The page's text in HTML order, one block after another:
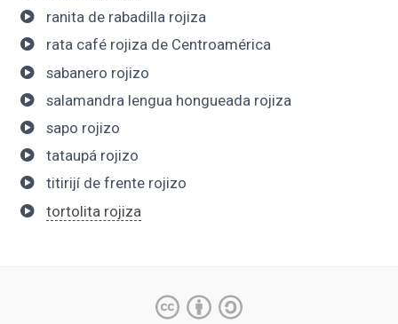
ranita de rabadilla rojiza
rata café rojiza de Centroamérica
sabanero rojizo
salamandra lengua hongueada rojiza
sapo rojizo
tataupá rojizo
titirijí de frente rojizo
tortolita rojiza